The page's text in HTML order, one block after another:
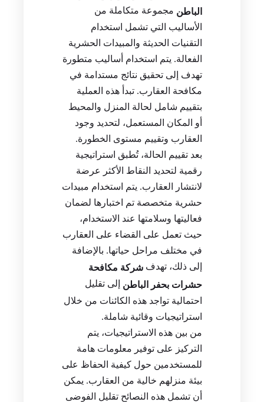
الباطن مجموعة متكاملة من
الأساليب التي تشمل استخدام
التقنيات الحديثة والمبيدات الحشرية
الفعالة. يتم استخدام أساليب متطورة
تهدف إلى تحقيق نتائج مستدامة في
مكافحة العقارب. تبدأ هذه العملية
بتقييم شامل لحالة المنزل والمحيط
أو المكان المستعمل، لتحديد وجود
العقارب وتقييم مستوى الخطورة.
بعد تقييم الحالة، تُطبق استراتيجية
رقمية لتحديد النقاط الأكثر عرضة
لانتشار العقارب. يتم استخدام مبيدات
حشرية متخصصة تم اختبارها لضمان
فعاليتها وسلامتها عند الاستخدام،
حيث تعمل على القضاء على العقارب
في مختلف مراحل حياتها. بالإضافة
إلى ذلك، تهدف شركة مكافحة
حشرات بحفر الباطن إلى تقليل
احتمالية تواجد هذه الكائنات من خلال
استراتيجيات وقائية شاملة.
من بين هذه الاستراتيجيات، يتم
التركيز على توفير معلومات هامة
للمستخدمين حول كيفية الحفاظ على
بيئة منزلهم خالية من العقارب. يمكن
أن تشمل هذه النصائح تقليل الفوضى